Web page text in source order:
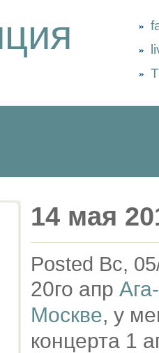
14 мая
Posted Вс,
20го апр
Москве, у
концерта 1